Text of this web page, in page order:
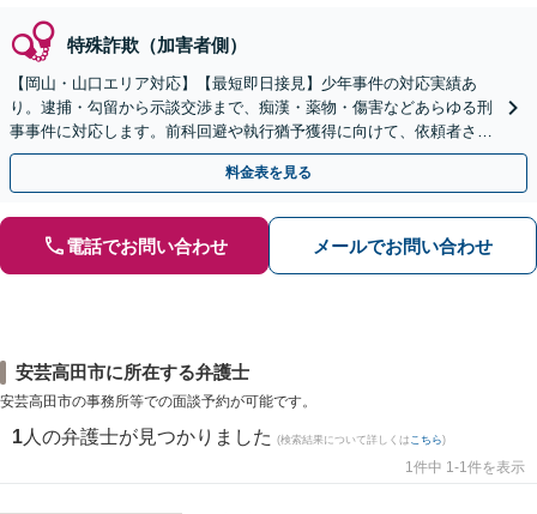
特殊詐欺（加害者側）
【岡山・山口エリア対応】【最短即日接見】少年事件の対応実績あ
り。逮捕・勾留から示談交渉まで、痴漢・薬物・傷害などあらゆる刑
事事件に対応します。前科回避や執行猶予獲得に向けて、依頼者さま
とご家族に寄り添いサポートいたします
料金表を見る
電話でお問い合わせ メールでお問い合わせ
安芸高田市に所在する弁護士
安芸高田市の事務所等での面談予約が可能です。
1 人の弁護士が見つかりました (検索結果について詳しくは こちら)
1件中 1-1件を表示